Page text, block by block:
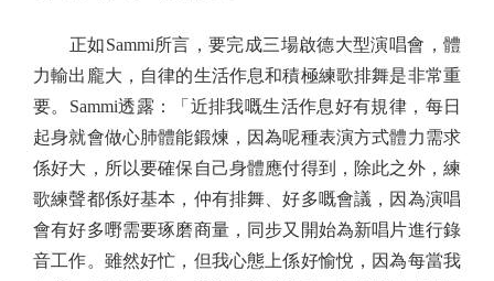
正如Sammi所言，要完成三場啟德大型演唱會，體
力輸出龐大，自律的生活作息和積極練歌排舞是非常重
要。Sammi透露：「近排我嘅生活作息好有規律，每日
起身就會做心肺體能鍛煉，因為呢種表演方式體力需求
係好大，所以要確保自己身體應付得到，除此之外，練
歌練聲都係好基本，仲有排舞、好多嘅會議，因為演唱
會有好多嘢需要琢磨商量，同步又開始為新唱片進行錄
音工作。雖然好忙，但我心態上係好愉悅，因為每當我